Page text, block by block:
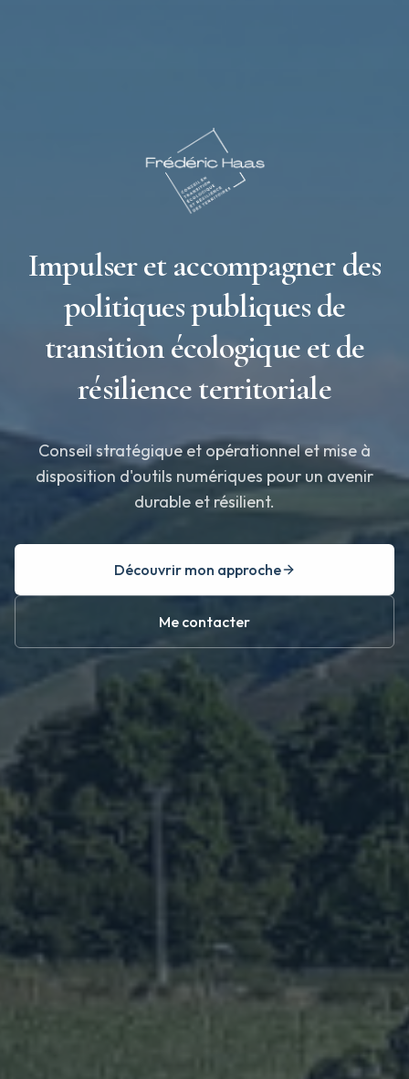
Impulser et accompagner des
politiques publiques de
transition écologique et de
résilience territoriale
Conseil stratégique et opérationnel et mise à
disposition d'outils numériques pour un avenir
durable et résilient.
Découvrir mon approche
Me contacter